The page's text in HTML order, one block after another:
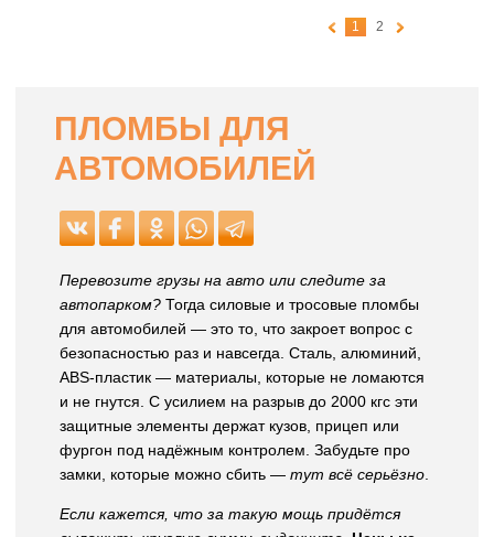
1 2
ПЛОМБЫ ДЛЯ
АВТОМОБИЛЕЙ
Перевозите грузы на авто или следите за
автопарком? Тогда силовые и тросовые пломбы
для автомобилей — это то, что закроет вопрос с
безопасностью раз и навсегда. Сталь, алюминий,
ABS-пластик — материалы, которые не ломаются
и не гнутся. С усилием на разрыв до 2000 кгс эти
защитные элементы держат кузов, прицеп или
фургон под надёжным контролем. Забудьте про
замки, которые можно сбить — тут всё серьёзно.
Если кажется, что за такую мощь придётся